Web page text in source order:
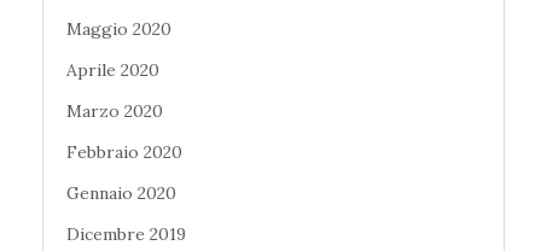
Maggio 2020
Aprile 2020
Marzo 2020
Febbraio 2020
Gennaio 2020
Dicembre 2019